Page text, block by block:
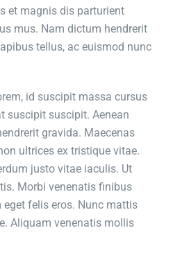
et magnis dis parturient
mus. Nam dictum hendrerit
tellus, ac euismod nunc
id suscipit massa cursus
suscipit suscipit. Aenean
gravida. Maecenas
ultrices ex tristique vitae.
justo vitae iaculis. Ut
Morbi venenatis finibus
felis eros. Nunc mattis
Aliquam venenatis mollis